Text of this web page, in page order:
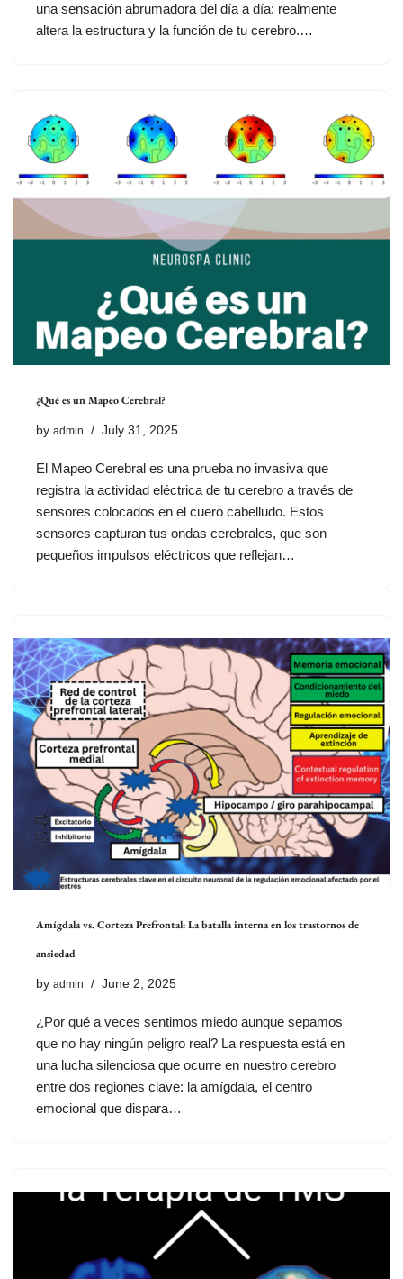
una sensación abrumadora del día a día: realmente
altera la estructura y la función de tu cerebro.…
¿Qué es un Mapeo Cerebral?
by admin July 31, 2025
El Mapeo Cerebral es una prueba no invasiva que
registra la actividad eléctrica de tu cerebro a través de
sensores colocados en el cuero cabelludo. Estos
sensores capturan tus ondas cerebrales, que son
pequeños impulsos eléctricos que reflejan…
Amígdala vs. Corteza Prefrontal: La batalla interna en los trastornos de
ansiedad
by admin June 2, 2025
¿Por qué a veces sentimos miedo aunque sepamos
que no hay ningún peligro real? La respuesta está en
una lucha silenciosa que ocurre en nuestro cerebro
entre dos regiones clave: la amígdala, el centro
emocional que dispara…